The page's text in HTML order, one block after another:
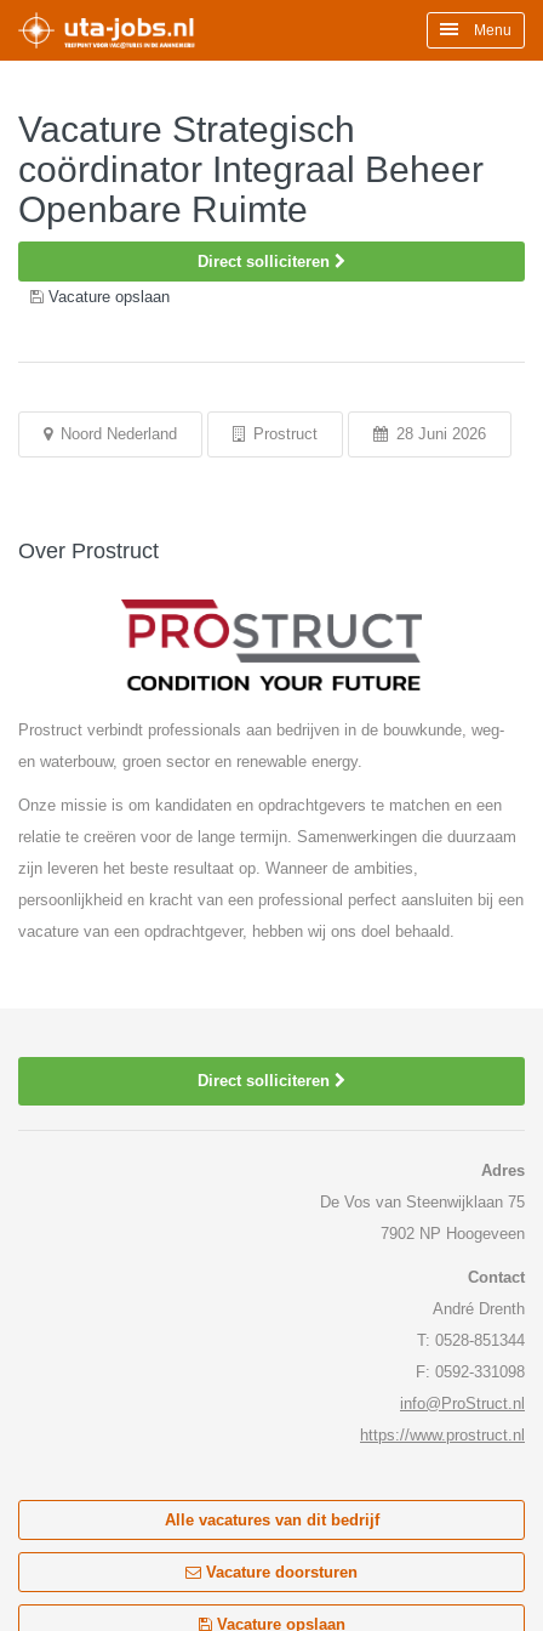
Menu
Vacature Strategisch
coördinator Integraal Beheer
Openbare Ruimte
Direct solliciteren
Vacature opslaan
Noord Nederland Prostruct 28 Juni 2026
Over Prostruct
Prostruct verbindt professionals aan bedrijven in de bouwkunde, weg-
en waterbouw, groen sector en renewable energy.
Onze missie is om kandidaten en opdrachtgevers te matchen en een
relatie te creëren voor de lange termijn. Samenwerkingen die duurzaam
zijn leveren het beste resultaat op. Wanneer de ambities,
persoonlijkheid en kracht van een professional perfect aansluiten bij een
vacature van een opdrachtgever, hebben wij ons doel behaald.
Direct solliciteren
Adres
De Vos van Steenwijklaan 75
7902 NP Hoogeveen
Contact
André Drenth
T: 0528-851344
F: 0592-331098
info@ProStruct.nl
https://www.prostruct.nl
Alle vacatures van dit bedrijf
Vacature doorsturen
Vacature opslaan